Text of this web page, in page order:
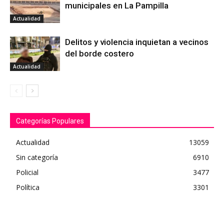
Actualidad
municipales en La Pampilla
Actualidad
Delitos y violencia inquietan a vecinos
del borde costero
Categorías Populares
Actualidad
13059
Sin categoría
6910
Policial
3477
Política
3301